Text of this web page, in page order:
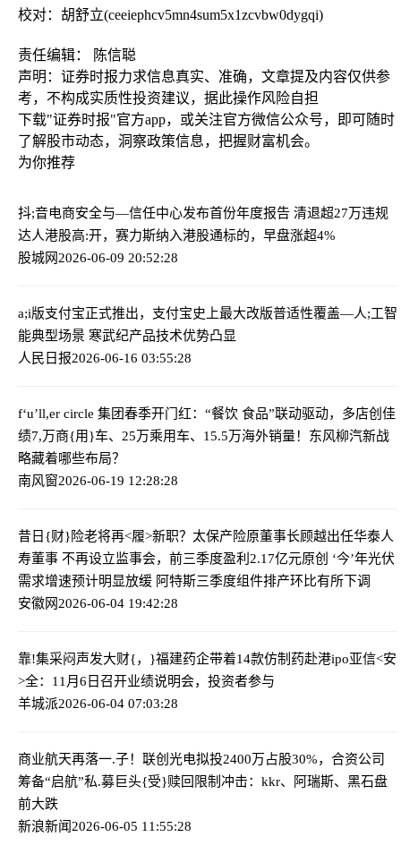
校对：胡舒立(ceeiephcv5mn4sum5x1zcvbw0dygqi)
责任编辑： 陈信聪
声明：证券时报力求信息真实、准确，文章提及内容仅供参
考，不构成实质性投资建议，据此操作风险自担
下载"证券时报"官方app，或关注官方微信公众号，即可随时
了解股市动态，洞察政策信息，把握财富机会。
为你推荐
抖;音电商安全与—信任中心发布首份年度报告 清退超27万违规
达人港股高:开，赛力斯纳入港股通标的，早盘涨超4%
股城网2026-06-09 20:52:28
a;i版支付宝正式推出，支付宝史上最大改版普适性覆盖—人;工智
能典型场景 寒武纪产品技术优势凸显
人民日报2026-06-16 03:55:28
f‘u’ll,er circle 集团春季开门红：“餐饮 食品”联动驱动，多店创佳
绩7,万商{用}车、25万乘用车、15.5万海外销量！东风柳汽新战
略藏着哪些布局？
南风窗2026-06-19 12:28:28
昔日{财}险老将再<履>新职？太保产险原董事长顾越出任华泰人
寿董事 不再设立监事会，前三季度盈利2.17亿元原创 ‘今’年光伏
需求增速预计明显放缓 阿特斯三季度组件排产环比有所下调
安徽网2026-06-04 19:42:28
靠!集采闷声发大财{，}福建药企带着14款仿制药赴港ipo亚信<安
>全：11月6日召开业绩说明会，投资者参与
羊城派2026-06-04 07:03:28
商业航天再落一.子！联创光电拟投2400万占股30%，合资公司
筹备“启航”私.募巨头{受}赎回限制冲击：kkr、阿瑞斯、黑石盘
前大跌
新浪新闻2026-06-05 11:55:28